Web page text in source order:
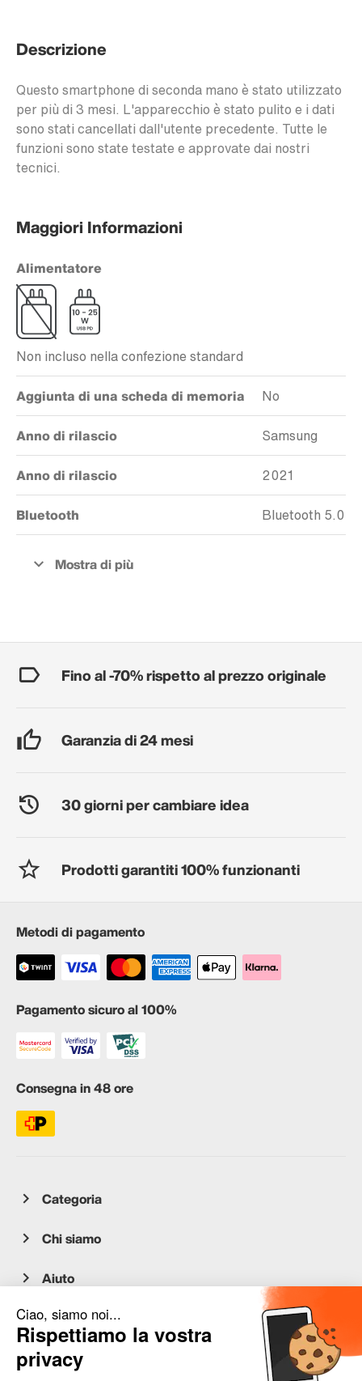
Descrizione
Questo smartphone di seconda mano è stato utilizzato
per più di 3 mesi. L'apparecchio è stato pulito e i dati
sono stati cancellati dall'utente precedente. Tutte le
funzioni sono state testate e approvate dai nostri
tecnici.
Maggiori Informazioni
Alimentatore
Non incluso nella confezione standard
Aggiunta di una scheda di memoria No
Anno di rilascio Samsung
Anno di rilascio 2021
Bluetooth Bluetooth 5.0
Fino al -70% rispetto al prezzo originale
Garanzia di 24 mesi
30 giorni per cambiare idea
Prodotti garantiti 100% funzionanti
Metodi di pagamento
Pagamento sicuro al 100%
Consegna in 48 ore
Categoria
Chi siamo
Aiuto
Servizio clienti
occasion.migros.mobile@recommerce.com